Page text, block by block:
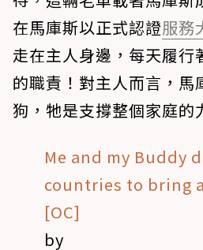
在馬庫斯以正式認證服務
走在主人身邊，每天履行
的職責！對主人而言，馬
狗，牠是支撐整個家庭的
Me and my Buddy
countries to bring
[OC]
by